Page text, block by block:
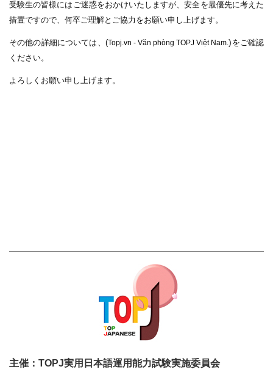
受験生の皆様にはご迷惑をおかけいたしますが、安全を最優先に考えた
措置ですので、何卒ご理解とご協力をお願い申し上げます。
その他の詳細については、(Topj.vn - Văn phòng TOPJ Việt Nam.) をご確認
ください。
よろしくお願い申し上げます。
主催：TOPJ実用日本語運用能力試験実施委員会